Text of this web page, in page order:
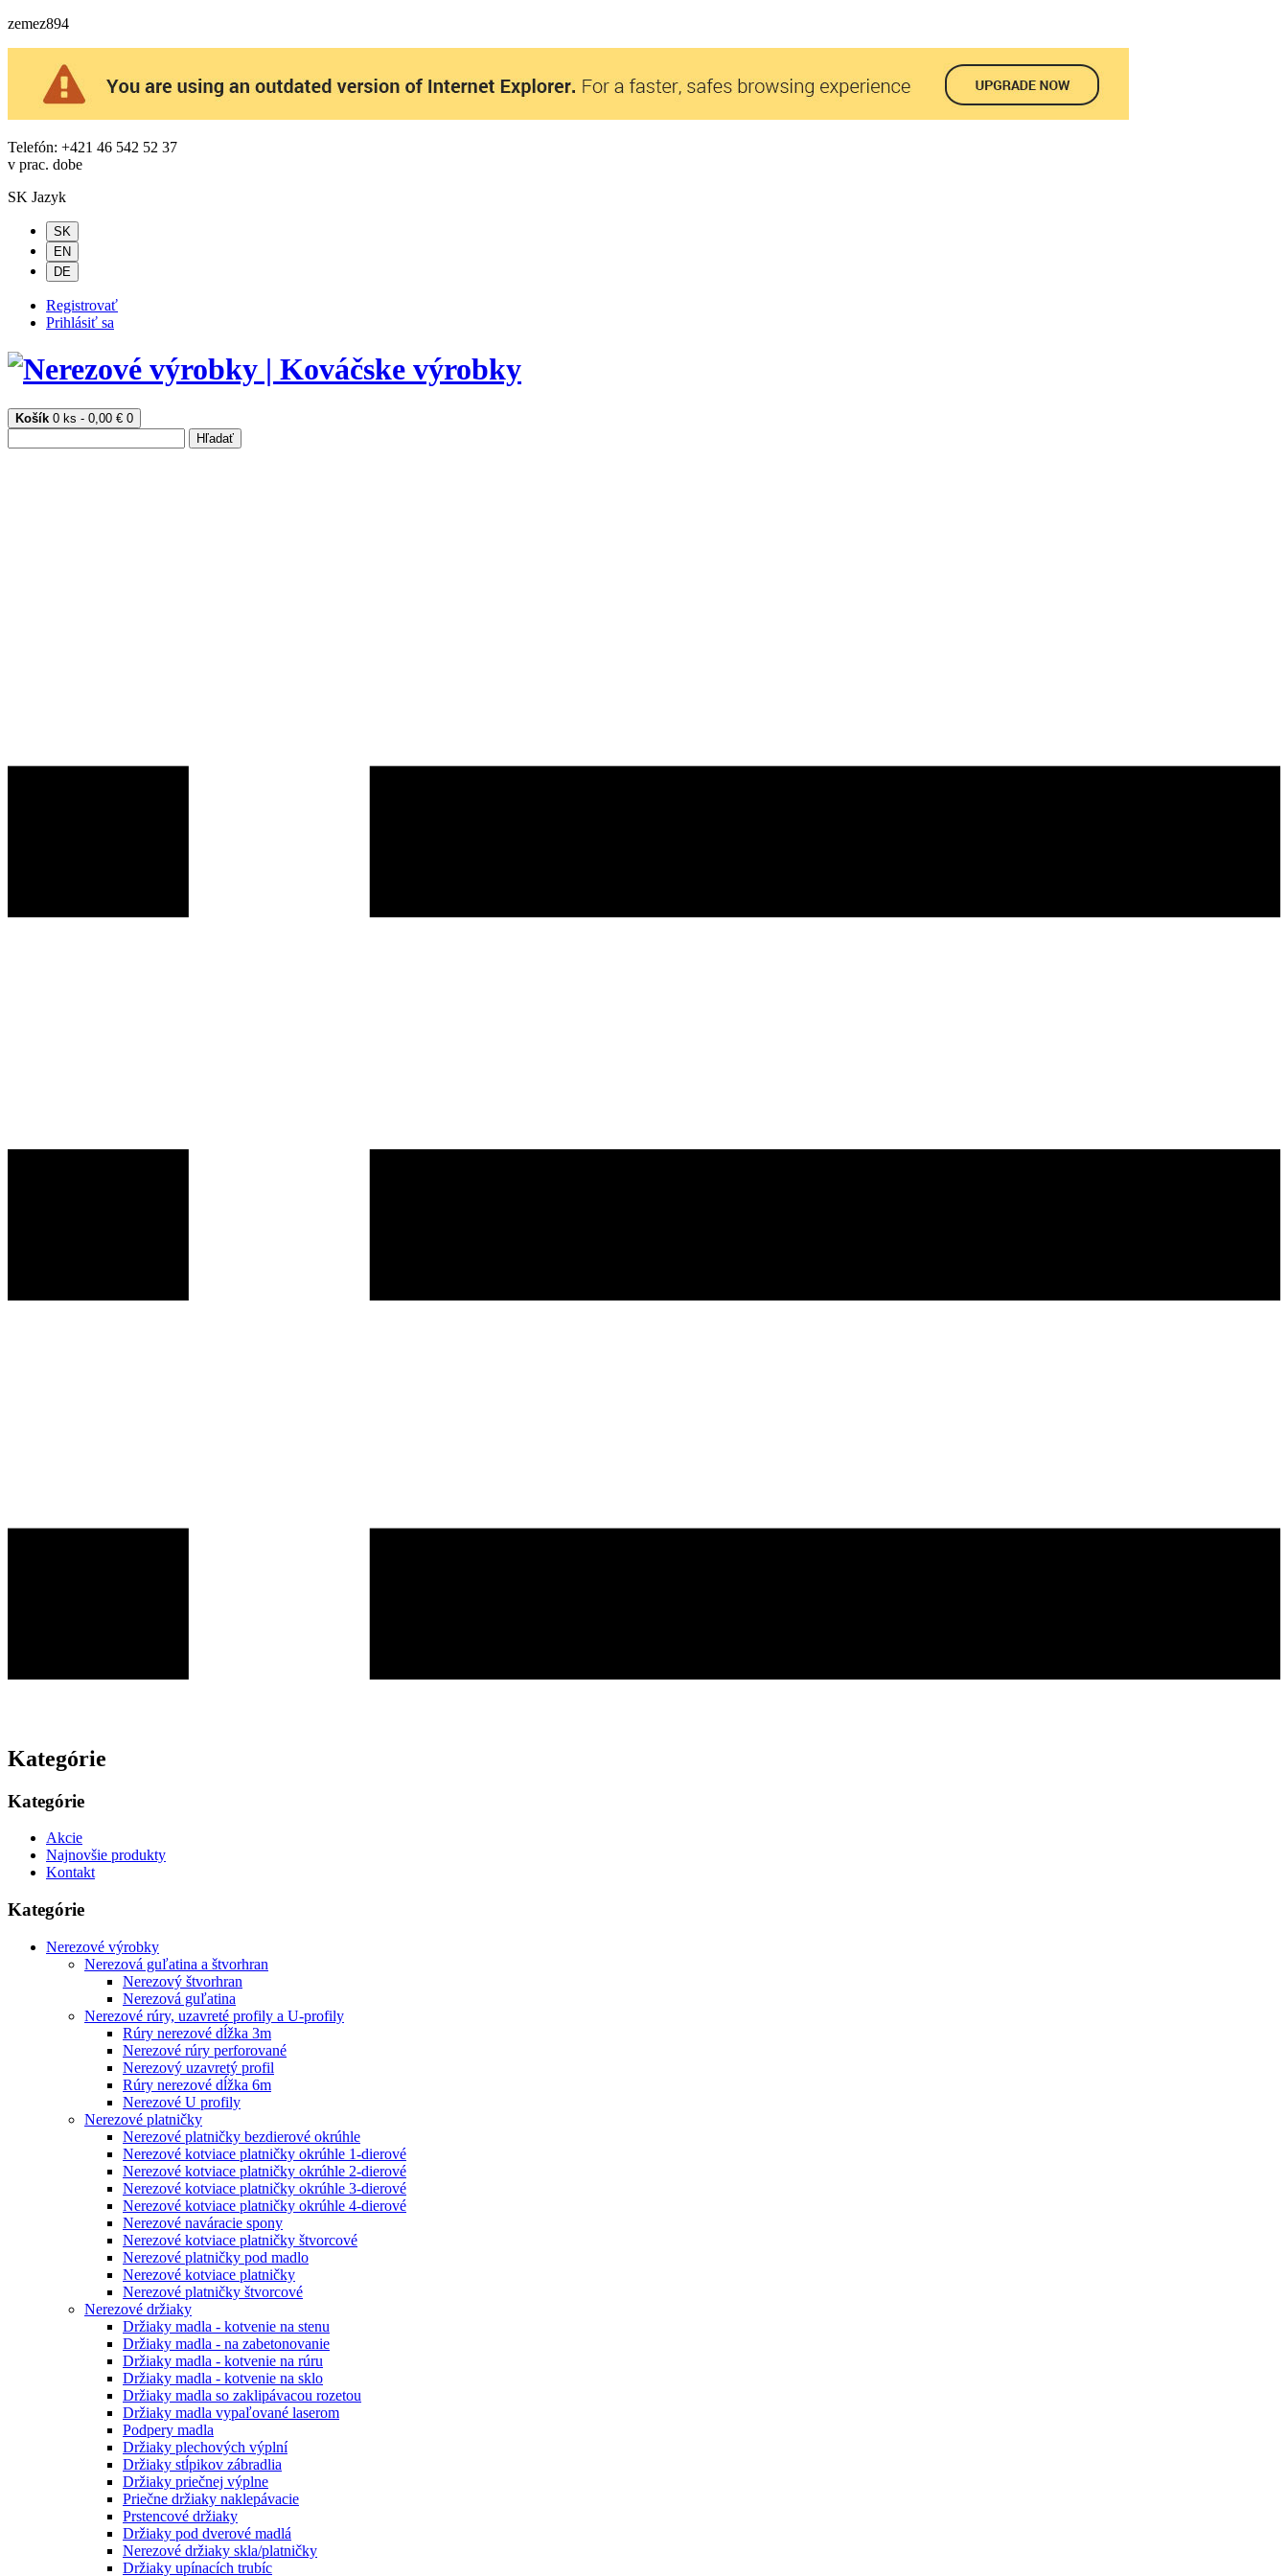
zemez894
Telefón: +421 46 542 52 37
v prac. dobe
SK Jazyk
SK
EN
DE
Registrovať
Prihlásiť sa
Košík 0 ks - 0,00 € 0
Hľadať
Kategórie
Kategórie
Akcie
Najnovšie produkty
Kontakt
Kategórie
Nerezové výrobky
Nerezová guľatina a štvorhran
Nerezový štvorhran
Nerezová guľatina
Nerezové rúry, uzavreté profily a U-profily
Rúry nerezové dĺžka 3m
Nerezové rúry perforované
Nerezový uzavretý profil
Rúry nerezové dĺžka 6m
Nerezové U profily
Nerezové platničky
Nerezové platničky bezdierové okrúhle
Nerezové kotviace platničky okrúhle 1-dierové
Nerezové kotviace platničky okrúhle 2-dierové
Nerezové kotviace platničky okrúhle 3-dierové
Nerezové kotviace platničky okrúhle 4-dierové
Nerezové naváracie spony
Nerezové kotviace platničky štvorcové
Nerezové platničky pod madlo
Nerezové kotviace platničky
Nerezové platničky štvorcové
Nerezové držiaky
Držiaky madla - kotvenie na stenu
Držiaky madla - na zabetonovanie
Držiaky madla - kotvenie na rúru
Držiaky madla - kotvenie na sklo
Držiaky madla so zaklipávacou rozetou
Držiaky madla vypaľované laserom
Podpery madla
Držiaky plechových výplní
Držiaky stĺpikov zábradlia
Držiaky priečnej výplne
Priečne držiaky naklepávacie
Prstencové držiaky
Držiaky pod dverové madlá
Nerezové držiaky skla/platničky
Držiaky upínacích trubíc